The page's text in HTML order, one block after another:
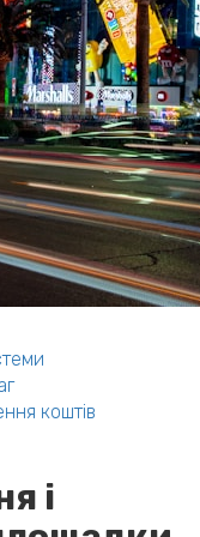
коштів
і